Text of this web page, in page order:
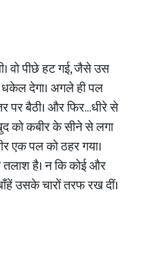
वो पीछे हट गई, जैसे उस
देगा। अगले ही पल
पर बैठी। और फिर…धीरे से
को कबीर के सीने से लगा
एक पल को ठहर गया।
तलाश है। न कि कोई और
उसके चारों तरफ रख दीं।